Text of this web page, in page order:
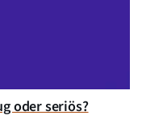
oder seriös?